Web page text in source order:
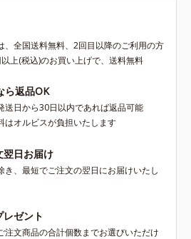
、全国送料無料、2回目以降のご利用の方
上(税込)のお買い上げで、送料無料
ら返品OK
送日から30日以内であれば返品可能
オルビスが負担いたします
翌日お届け
き、最短でご注文の翌日にお届けいたし
ゼント
注文商品の合計個数までお選びいただけ